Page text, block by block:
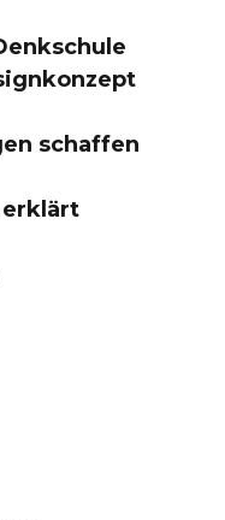
schaffen
erklärt